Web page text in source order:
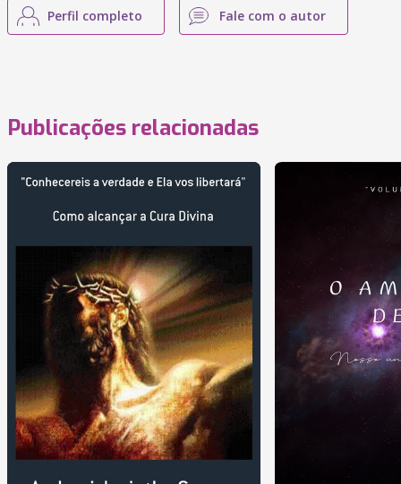
Perfil completo Fale com o autor
Publicações relacionadas